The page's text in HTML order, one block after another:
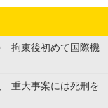
拘束後初めて国際機
重大事案には死刑を